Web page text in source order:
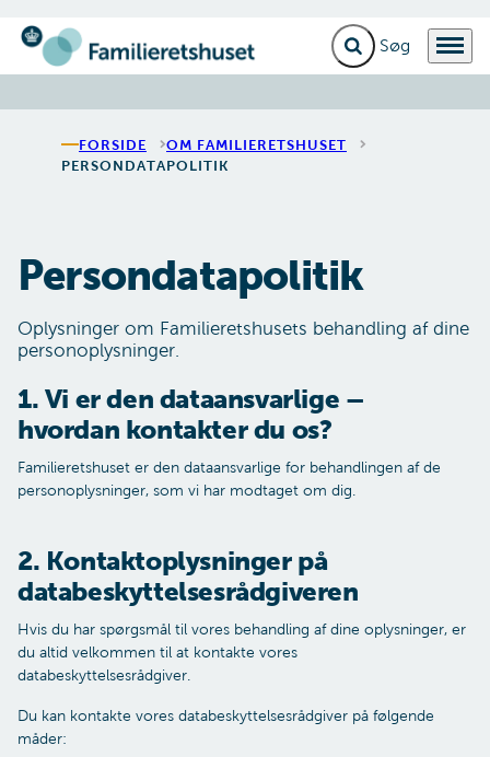
Gå til forsiden Fold søgefelt ud
Menu
FORSIDE
OM FAMILIERETSHUSET
PERSONDATAPOLITIK
Persondatapolitik
Oplysninger om Familieretshusets behandling af dine
personoplysninger.
1. Vi er den dataansvarlige –
hvordan kontakter du os?
Familieretshuset er den dataansvarlige for behandlingen af de
personoplysninger, som vi har modtaget om dig.
2. Kontaktoplysninger på
databeskyttelsesrådgiveren
Hvis du har spørgsmål til vores behandling af dine oplysninger, er
du altid velkommen til at kontakte vores
databeskyttelsesrådgiver.
Du kan kontakte vores databeskyttelsesrådgiver på følgende
måder: